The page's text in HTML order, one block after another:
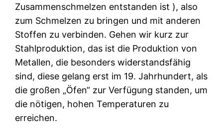
Zusammenschmelzen entstanden ist ), also
zum Schmelzen zu bringen und mit anderen
Stoffen zu verbinden. Gehen wir kurz zur
Stahlproduktion, das ist die Produktion von
Metallen, die besonders widerstandsfähig
sind, diese gelang erst im 19. Jahrhundert, als
die großen „Öfen“ zur Verfügung standen, um
die nötigen, hohen Temperaturen zu
erreichen.